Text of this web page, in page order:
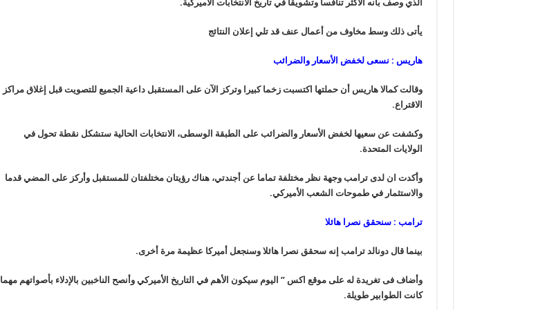
الذي وصف بأنه الأكثر تنافسا وتشويقا في تاريخ الانتخابات الأميركية.
يأتى ذلك وسط مخاوف من أعمال عنف قد تلي إعلان النتائج
هاريس : نسعى لخفض الأسعار والضرائب
وقالت كمالا هاريس أن حملتها اكتسبت زخما كبيرا وتركز الآن على المستقبل داعية الجميع للتصويت قبل إغلاق مراكز
الاقتراع.
وكشفت عن سعيها لخفض الأسعار والضرائب على الطبقة الوسطى، الانتخابات الحالية ستشكل نقطة تحول في
الولايات المتحدة.
وأكدت ان لدى ترامب وجهة نظر مختلفة تماما عن أجندتي، هناك رؤيتان مختلفتان للمستقبل وأركز على المضي قدما
والاستثمار في طموحات الشعب الأميركي.
ترامب : سنحقق نصرا هائلا
بينما قال دونالد ترامب إنه سحقق نصرا هائلا وسنجعل أميركا عظيمة مرة أخرى.
وأضاف فى تغريدة له على موقع اكس ” اليوم سيكون الأهم في التاريخ الأميركي وأنصح الناخبين بالإدلاء بأصواتهم مهما
كانت الطوابير طويلة.